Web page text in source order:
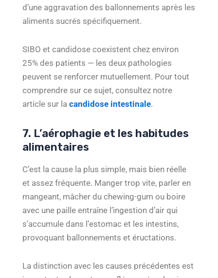
d’une aggravation des ballonnements après les
aliments sucrés spécifiquement.
SIBO et candidose coexistent chez environ
25% des patients — les deux pathologies
peuvent se renforcer mutuellement. Pour tout
comprendre sur ce sujet, consultez notre
article sur lacandidose intestinale.
7. L’aérophagie et les habitudes
alimentaires
C’est la cause la plus simple, mais bien réelle
et assez fréquente. Manger trop vite, parler en
mangeant, mâcher du chewing-gum ou boire
avec une paille entraîne l’ingestion d’air qui
s’accumule dans l’estomac et les intestins,
provoquant ballonnements et éructations.
La distinction avec les causes précédentes est